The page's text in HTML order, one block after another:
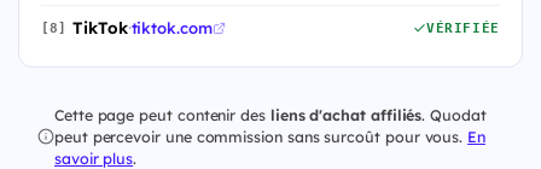
[8] TikTok·tiktok.com VÉRIFIÉE
Cette page peut contenir des liens d'achat affiliés. Quodat
peut percevoir une commission sans surcoût pour vous. En
savoir plus.